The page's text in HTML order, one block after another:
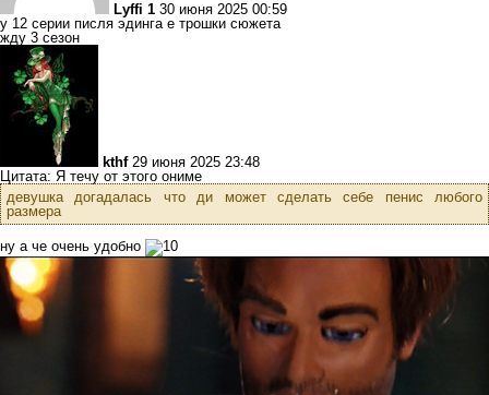
Lyffi 1 30 июня 2025 00:59
у 12 серии писля эдинга е трошки сюжета
жду 3 сезон
kthf 29 июня 2025 23:48
Цитата: Я течу от этого ониме
девушка догадалась что ди может сделать себе пенис любого
размера
ну а че очень удобно